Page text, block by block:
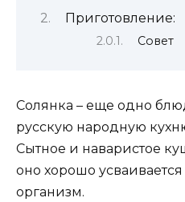
Приготовление:
Совет
Солянка – еще одно
русскую народную
Сытное и наваристое
оно хорошо
организм.